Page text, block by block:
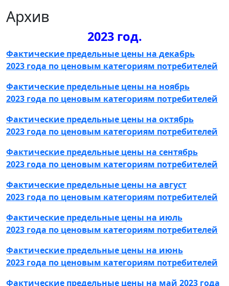
Архив
2023 год.
Фактические предельные цены на декабрь
2023 года по ценовым категориям потребителей
Фактические предельные цены на ноябрь
2023 года по ценовым категориям потребителей
Фактические предельные цены на октябрь
2023 года по ценовым категориям потребителей
Фактические предельные цены на сентябрь
2023 года по ценовым категориям потребителей
Фактические предельные цены на август
2023 года по ценовым категориям потребителей
Фактические предельные цены на июль
2023 года по ценовым категориям потребителей
Фактические предельные цены на июнь
2023 года по ценовым категориям потребителей
Фактические предельные цены на май 2023 года